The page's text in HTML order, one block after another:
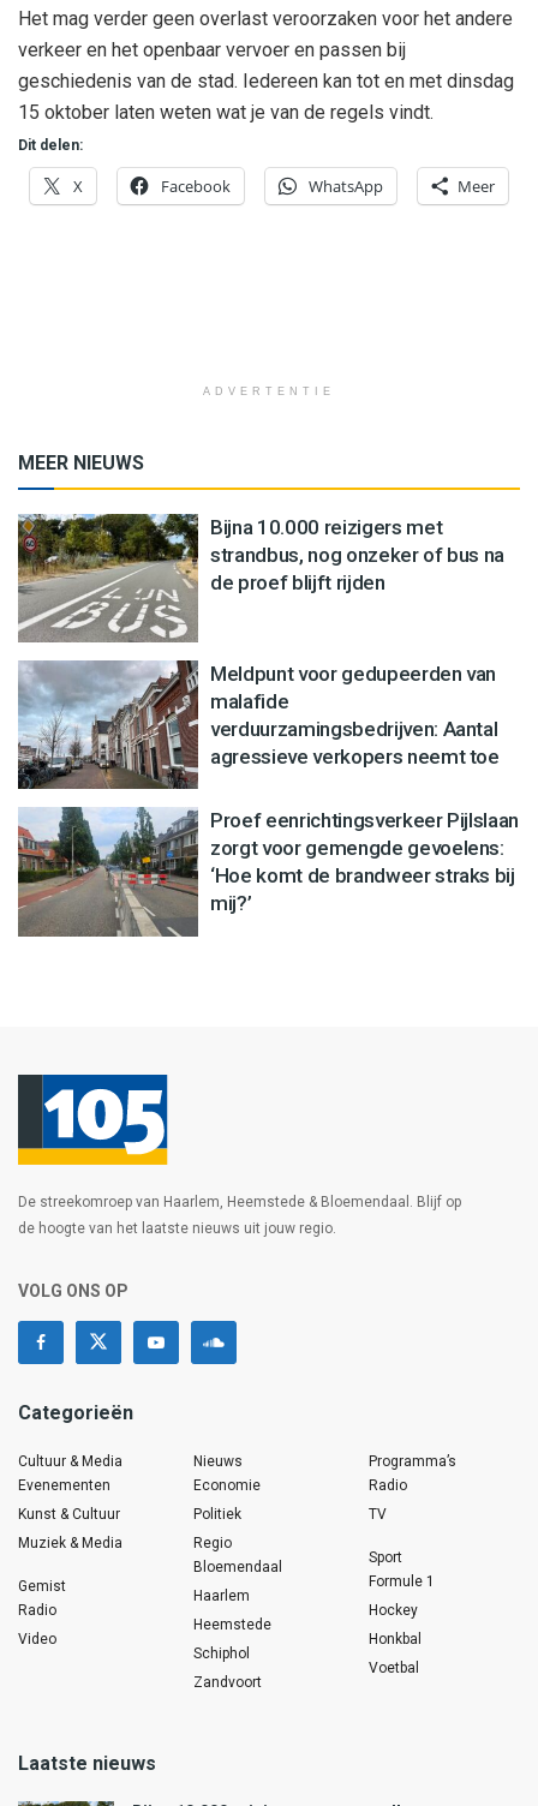
Het mag verder geen overlast veroorzaken voor het andere
verkeer en het openbaar vervoer en passen bij
geschiedenis van de stad. Iedereen kan tot en met dinsdag
15 oktober laten weten wat je van de regels vindt.
Dit delen:
X Facebook WhatsApp Meer
ADVERTENTIE
MEER NIEUWS
Bijna 10.000 reizigers met
strandbus, nog onzeker of bus na
de proef blijft rijden
Meldpunt voor gedupeerden van
malafide
verduurzamingsbedrijven: Aantal
agressieve verkopers neemt toe
Proef eenrichtingsverkeer Pijlslaan
zorgt voor gemengde gevoelens:
‘Hoe komt de brandweer straks bij
mij?’
De streekomroep van Haarlem, Heemstede & Bloemendaal. Blijf op
de hoogte van het laatste nieuws uit jouw regio.
VOLG ONS OP
Categorieën
Cultuur & Media
Evenementen
Kunst & Cultuur
Muziek & Media
Gemist
Radio
Video
Nieuws
Economie
Politiek
Regio
Bloemendaal
Haarlem
Heemstede
Schiphol
Zandvoort
Programma’s
Radio
TV
Sport
Formule 1
Hockey
Honkbal
Voetbal
Laatste nieuws